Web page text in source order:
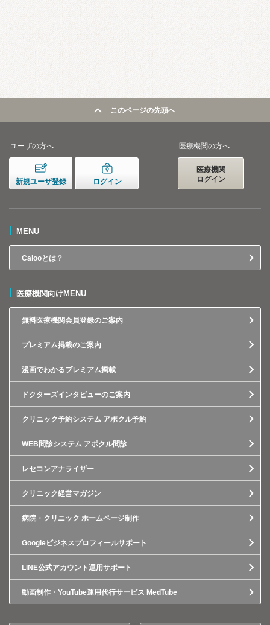
このページの先頭へ
ユーザの方へ
新規ユーザ登録 ログイン
医療機関の方へ
医療機関
ログイン
MENU
Calooとは？
医療機関向けMENU
無料医療機関会員登録のご案内
プレミアム掲載のご案内
漫画でわかるプレミアム掲載
ドクターズインタビューのご案内
クリニック予約システム アポクル予約
WEB問診システム アポクル問診
レセコンアナライザー
クリニック経営マガジン
病院・クリニック ホームページ制作
Googleビジネスプロフィールサポート
LINE公式アカウント運用サポート
動画制作・YouTube運用代行サービス MedTube